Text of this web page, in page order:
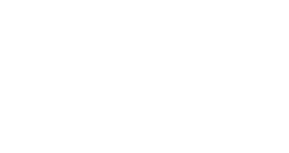
door alle waanzinnige nieuwe
geld te verdienen. Niet
dure ‘financieel vrij-cursussen’,
cloudopslag en wifi-netwerken